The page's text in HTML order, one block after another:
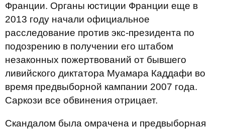
Франции. Органы юстиции Франции еще в
2013 году начали официальное
расследование против экс-президента по
подозрению в получении его штабом
незаконных пожертвований от бывшего
ливийского диктатора Муамара Каддафи во
время предвыборной кампании 2007 года.
Саркози все обвинения отрицает.
Скандалом была омрачена и предвыборная